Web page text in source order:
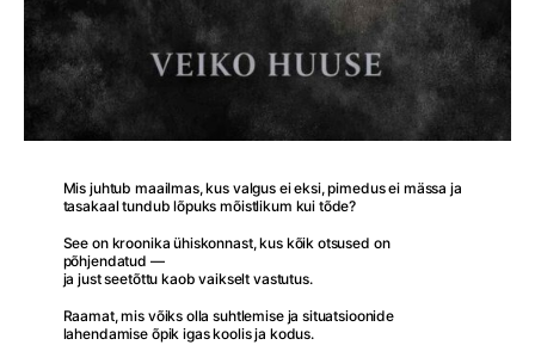
Mis juhtub maailmas, kus valgus ei eksi, pimedus ei mässa ja
tasakaal tundub lõpuks mõistlikum kui tõde?
See on kroonika ühiskonnast, kus kõik otsused on
põhjendatud —
ja just seetõttu kaob vaikselt vastutus.
Raamat, mis võiks olla suhtlemise ja situatsioonide
lahendamise õpik igas koolis ja kodus.